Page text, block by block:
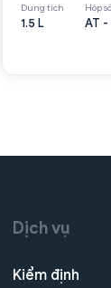
Dung tích
1.5 L
Hộp số
AT
Dịch vụ
Kiểm định